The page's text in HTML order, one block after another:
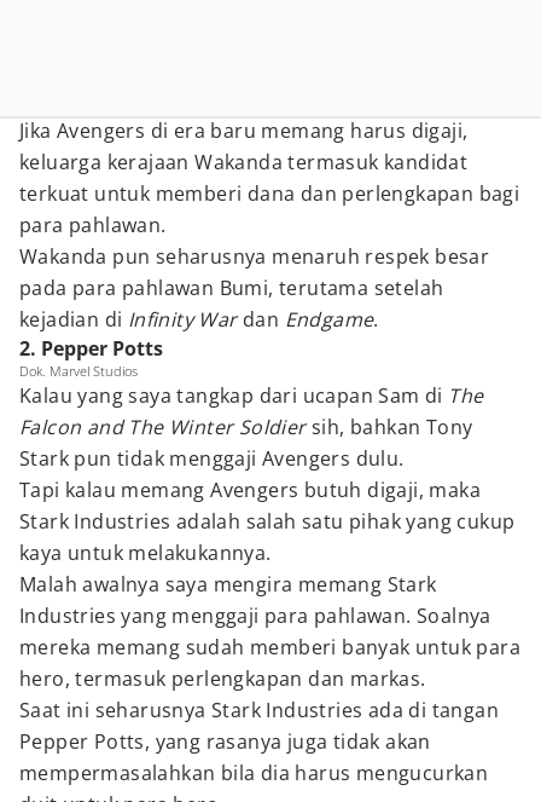
Jika Avengers di era baru memang harus digaji,
keluarga kerajaan Wakanda termasuk kandidat
terkuat untuk memberi dana dan perlengkapan bagi
para pahlawan.
Wakanda pun seharusnya menaruh respek besar
pada para pahlawan Bumi, terutama setelah
kejadian di Infinity Wardan Endgame.
2. Pepper Potts
Dok. Marvel Studios
Kalau yang saya tangkap dari ucapan Sam di The
Falcon and The Winter Soldiersih, bahkan Tony
Stark pun tidak menggaji Avengers dulu.
Tapi kalau memang Avengers butuh digaji, maka
Stark Industries adalah salah satu pihak yang cukup
kaya untuk melakukannya.
Malah awalnya saya mengira memang Stark
Industries yang menggaji para pahlawan. Soalnya
mereka memang sudah memberi banyak untuk para
hero, termasuk perlengkapan dan markas.
Saat ini seharusnya Stark Industries ada di tangan
Pepper Potts, yang rasanya juga tidak akan
mempermasalahkan bila dia harus mengucurkan